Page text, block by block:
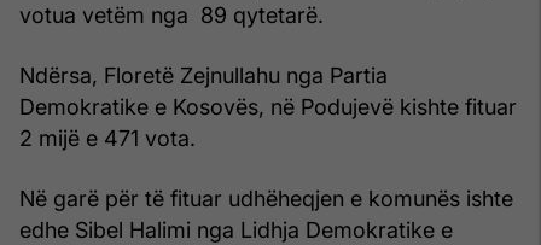
votua vetëm nga 89 qytetarë.
Ndërsa, Floretë Zejnullahu nga Partia
Demokratike e Kosovës, në Podujevë kishte fituar
2 mijë e 471 vota.
Në garë për të fituar udhëheqjen e komunës ishte
edhe Sibel Halimi nga Lidhja Demokratike e